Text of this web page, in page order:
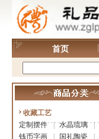
首页
收藏工艺
定制摆件
水晶琉璃 |
钱币字画
国礼陶瓷